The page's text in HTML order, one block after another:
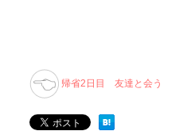
帰省2日目 友達と会う